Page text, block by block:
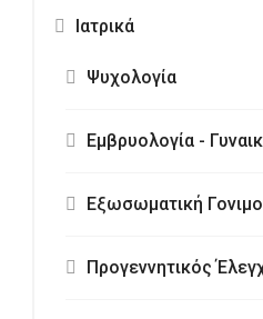
Ιατρικά
Ψυχολογία
Εμβρυολογία -
Εξωσωματική
Προγεννητικός